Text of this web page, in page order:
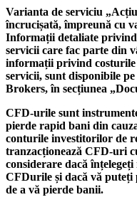
Varianta de serviciu
încrucișată, împreună cu
Informații detaliate
servicii care fac parte din
informații privind costurile
servicii, sunt disponibile
Brokers, în secțiunea
CFD-urile sunt
pierde rapid bani din
conturile investitorilor de
tranzacționează CFD-uri
considerare dacă
CFDurile și dacă vă puteți
de a vă pierde banii.